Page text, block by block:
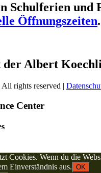
Schulferien und
Öffnungszeiten.
der Albert
rights reserved |
Center
Cookies. Wenn du die
Einverständnis aus. OK